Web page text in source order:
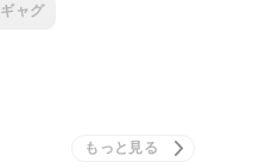
ギャグ